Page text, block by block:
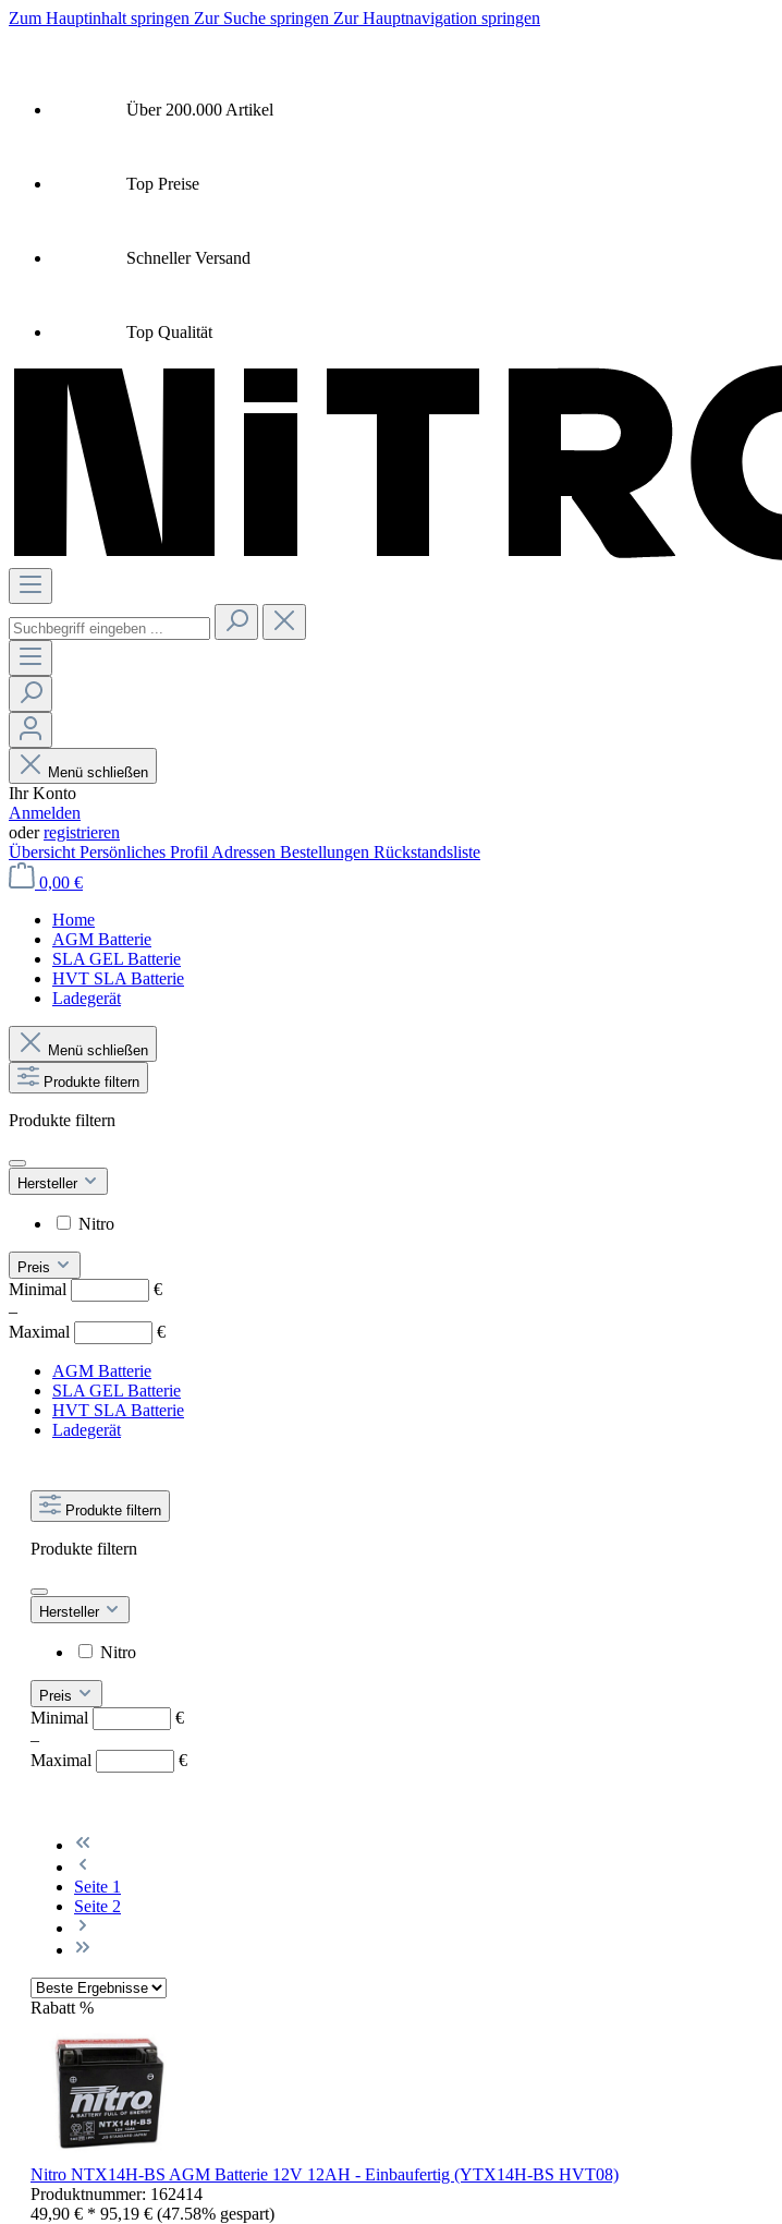
Zum Hauptinhalt springen Zur Suche springen Zur Hauptnavigation springen
Über 200.000 Artikel
Top Preise
Schneller Versand
Top Qualität
Menü schließen
Ihr Konto
Anmelden
oderregistrieren
Übersicht Persönliches Profil Adressen Bestellungen Rückstandsliste
0,00 €
Home
AGM Batterie
SLA GEL Batterie
HVT SLA Batterie
Ladegerät
Menü schließen
Produkte filtern
Produkte filtern
Hersteller
Nitro
Preis
Minimal
€
–
Maximal
€
AGM Batterie
SLA GEL Batterie
HVT SLA Batterie
Ladegerät
Produkte filtern
Produkte filtern
Hersteller
Nitro
Preis
Minimal
€
–
Maximal
€
Seite 1
Seite 2
Rabatt %
Nitro NTX14H-BS AGM Batterie 12V 12AH - Einbaufertig (YTX14H-BS HVT08)
Produktnummer: 162414
49,90 € * 95,19 € (47.58% gespart)